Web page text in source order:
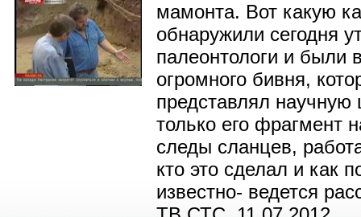
мамонта. Вот какую
обнаружили сегодня
палеонтологи и были
огромного бивня,
представлял научную
только его фрагмент
следы сланцев,
кто это сделал и как
известно- ведется